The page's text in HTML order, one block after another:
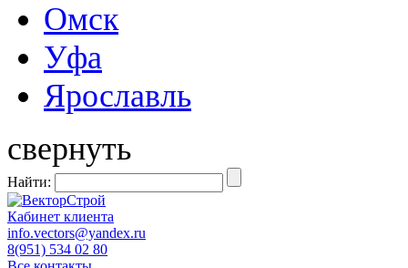
Омск
Уфа
Ярославль
свернуть
Найти:
Кабинет клиента
info.vectors@yandex.ru
8(951) 534 02 80